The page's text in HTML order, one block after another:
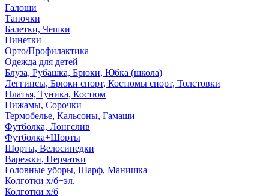
Галоши
Тапочки
Балетки, Чешки
Пинетки
Орто/Профилактика
Одежда для детей
Блуза, Рубашка, Брюки, Юбка (школа)
Леггинсы, Брюки спорт, Костюмы спорт, Толстовки
Платья, Туника, Костюм
Пижамы, Сорочки
Термобелье, Кальсоны, Гамаши
Футболка, Лонгслив
Футболка+Шорты
Шорты, Велосипедки
Варежки, Перчатки
Головные уборы, Шарф, Манишка
Колготки х/б+эл.
Колготки х/б